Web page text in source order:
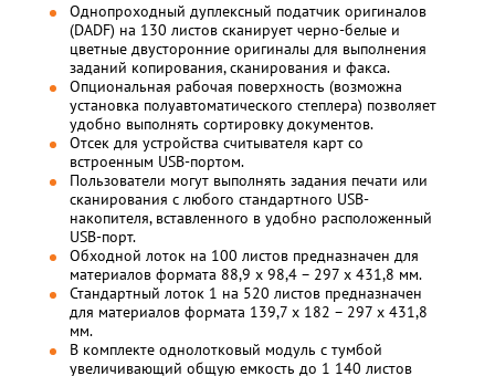
Однопроходный дуплексный податчик оригиналов
(DADF) на 130 листов сканирует черно-белые и
цветные двусторонние оригиналы для выполнения
заданий копирования, сканирования и факса.
Опциональная рабочая поверхность (возможна
установка полуавтоматического степлера) позволяет
удобно выполнять сортировку документов.
Отсек для устройства считывателя карт со
встроенным USB-портом.
Пользователи могут выполнять задания печати или
сканирования с любого стандартного USB-
накопителя, вставленного в удобно расположенный
USB-порт.
Обходной лоток на 100 листов предназначен для
материалов формата 88,9 x 98,4 – 297 x 431,8 мм.
Стандартный лоток 1 на 520 листов предназначен
для материалов формата 139,7 x 182 – 297 x 431,8
мм.
В комплекте однолотковый модуль с тумбой
увеличивающий общую емкость до 1 140 листов